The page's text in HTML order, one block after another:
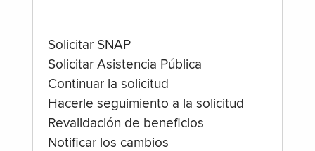
Solicitar SNAP
Solicitar Asistencia Pública
Continuar la solicitud
Hacerle seguimiento a la solicitud
Revalidación de beneficios
Notificar los cambios